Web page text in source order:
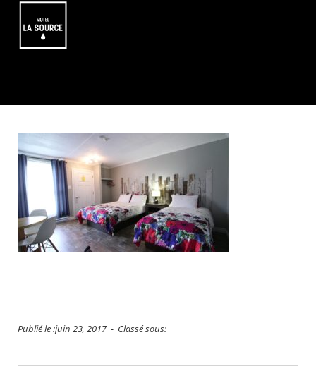
Publié le :juin 23, 2017 - Classé sous: